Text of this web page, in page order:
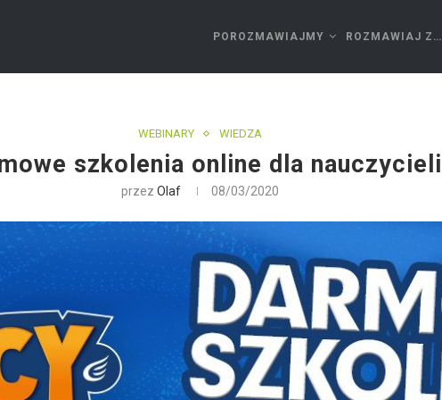
POROZMAWIAJMY ROZMAWIAJ Z…
WEBINARY WIEDZA
szkolenia online dla nauczycieli
przez Olaf 08/03/2020